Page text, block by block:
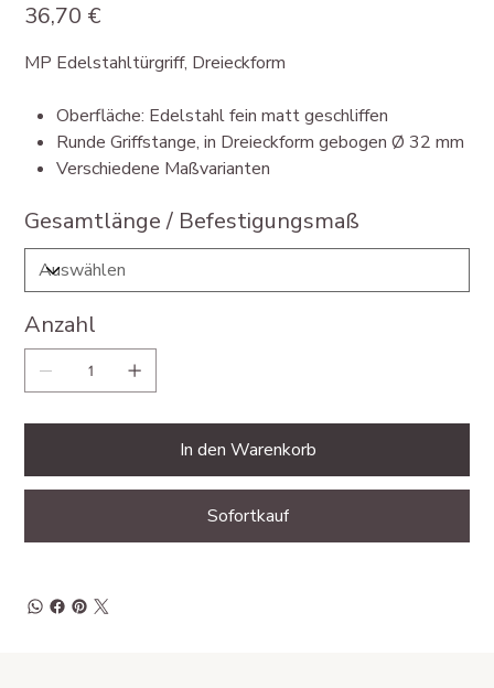
36,70 €
MP Edelstahltürgriff, Dreieckform
Oberfläche: Edelstahl fein matt geschliffen
Runde Griffstange, in Dreieckform gebogen Ø 32 mm
Verschiedene Maßvarianten
Gesamtlänge / Befestigungsmaß
Anzahl
In den Warenkorb
Sofortkauf